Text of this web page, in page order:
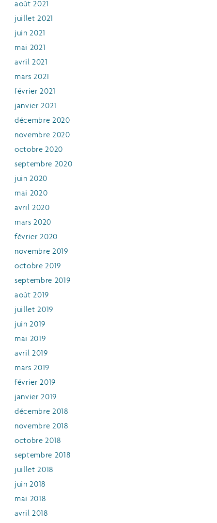
août 2021
juillet 2021
juin 2021
mai 2021
avril 2021
mars 2021
février 2021
janvier 2021
décembre 2020
novembre 2020
octobre 2020
septembre 2020
juin 2020
mai 2020
avril 2020
mars 2020
février 2020
novembre 2019
octobre 2019
septembre 2019
août 2019
juillet 2019
juin 2019
mai 2019
avril 2019
mars 2019
février 2019
janvier 2019
décembre 2018
novembre 2018
octobre 2018
septembre 2018
juillet 2018
juin 2018
mai 2018
avril 2018